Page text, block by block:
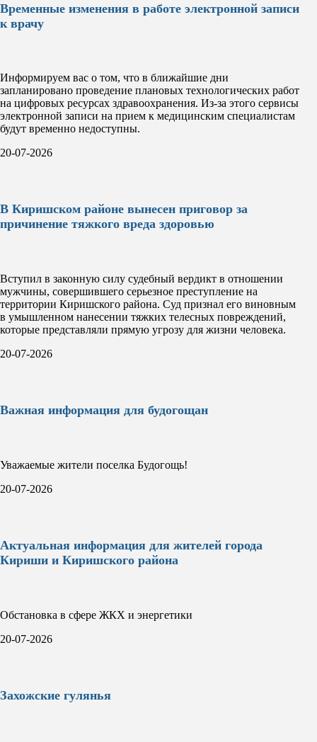
Временные изменения в работе электронной записи
к врачу
Информируем вас о том, что в ближайшие дни
запланировано проведение плановых технологических работ
на цифровых ресурсах здравоохранения. Из-за этого сервисы
электронной записи на прием к медицинским специалистам
будут временно недоступны.
20-07-2026
В Киришском районе вынесен приговор за
причинение тяжкого вреда здоровью
Вступил в законную силу судебный вердикт в отношении
мужчины, совершившего серьезное преступление на
территории Киришского района. Суд признал его виновным
в умышленном нанесении тяжких телесных повреждений,
которые представляли прямую угрозу для жизни человека.
20-07-2026
Важная информация для будогощан
Уважаемые жители поселка Будогощь!
20-07-2026
Актуальная информация для жителей города
Кириши и Киришского района
Обстановка в сфере ЖКХ и энергетики
20-07-2026
Захожские гулянья